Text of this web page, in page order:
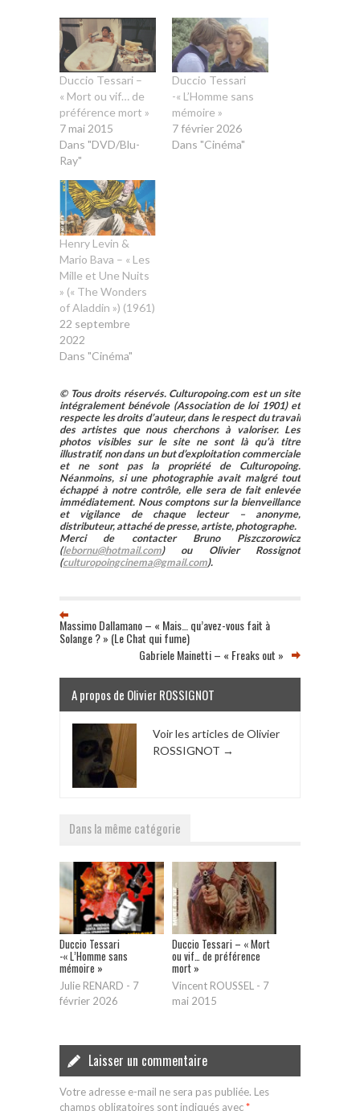
Duccio Tessari –
« Mort ou vif… de
préférence mort »
7 mai 2015
Dans "DVD/Blu-
Ray"
Duccio Tessari
-« L’Homme sans
mémoire »
7 février 2026
Dans "Cinéma"
Henry Levin &
Mario Bava – « Les
Mille et Une Nuits
» (« The Wonders
of Aladdin ») (1961)
22 septembre
2022
Dans "Cinéma"
© Tous droits réservés. Culturopoing.com est un site
intégralement bénévole (Association de loi 1901) et
respecte les droits d’auteur, dans le respect du travail
des artistes que nous cherchons à valoriser. Les
photos visibles sur le site ne sont là qu’à titre
illustratif, non dans un but d’exploitation commerciale
et ne sont pas la propriété de Culturopoing.
Néanmoins, si une photographie avait malgré tout
échappé à notre contrôle, elle sera de fait enlevée
immédiatement. Nous comptons sur la bienveillance
et vigilance de chaque lecteur – anonyme,
distributeur, attaché de presse, artiste, photographe.
Merci de contacter Bruno Piszczorowicz
(lebornu@hotmail.com) ou Olivier Rossignot
(culturopoingcinema@gmail.com).
Massimo Dallamano – « Mais… qu’avez-vous fait à
Solange ? » (Le Chat qui fume)
Gabriele Mainetti – « Freaks out »
A propos de Olivier ROSSIGNOT
Voir les articles de Olivier
ROSSIGNOT →
Dans la même catégorie
Duccio Tessari
-« L’Homme sans
mémoire »
Julie RENARD - 7
février 2026
Duccio Tessari – « Mort
ou vif… de préférence
mort »
Vincent ROUSSEL - 7
mai 2015
Laisser un commentaire
Votre adresse e-mail ne sera pas publiée. Les
champs obligatoires sont indiqués avec*